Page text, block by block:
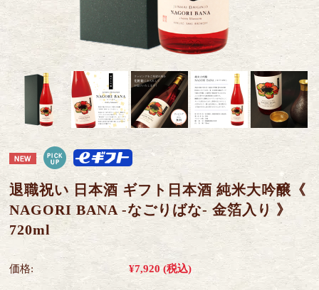
退職祝い 日本酒 ギフト日本酒 純米大吟醸《
NAGORI BANA -なごりばな- 金箔入り 》
720ml
価格: ¥7,920 (税込)